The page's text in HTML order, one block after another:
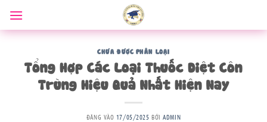
qua
nội
CHƯA ĐƯỢC PHÂN LOẠI
Tổng Hợp Các Loại Thuốc Diệt Côn
Trùng Hiệu Quả Nhất Hiện Nay
ĐĂNG VÀO 17/05/2025 BỞIADMIN